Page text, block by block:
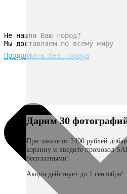
Не нашли Ваш город?
Мы доставляем по всему миру
Продолжить без города
Дарим 30
При заказе от 2490 рублей
корзину и введите промокод
бесплатными!
Акция действует до 1 сентября!